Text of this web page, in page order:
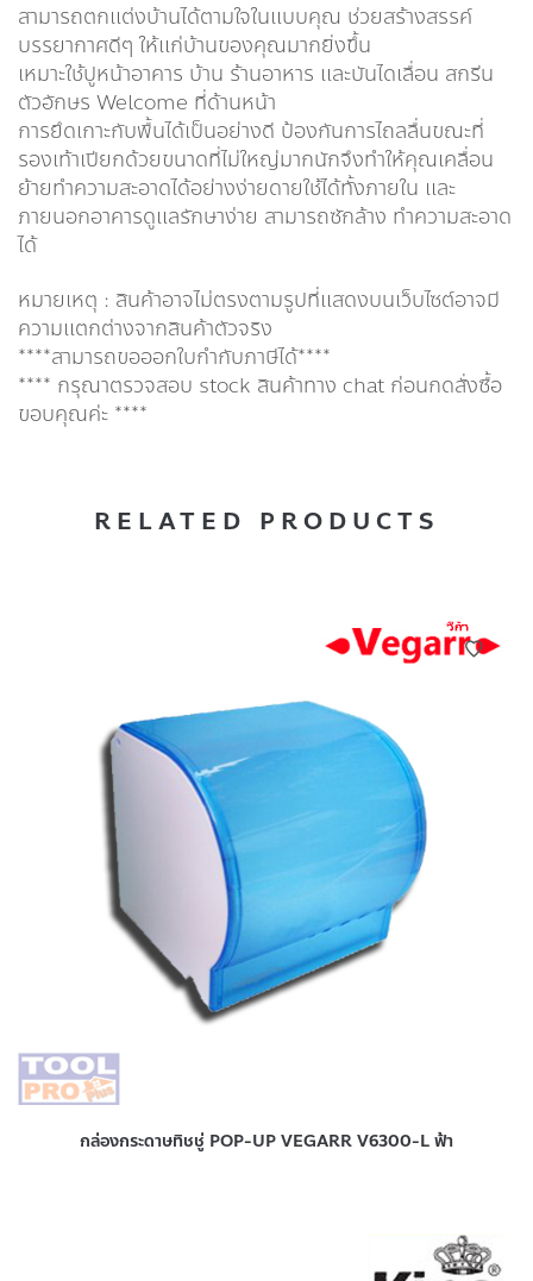
สามารถตกแต่งบ้านได้ตามใจในแบบคุณ ช่วยสร้างสรรค์
บรรยากาศดีๆ ให้แก่บ้านของคุณมากยิ่งขึ้น
เหมาะใช้ปูหน้าอาคาร บ้าน ร้านอาหาร และบันไดเลื่อน สกรีน
ตัวอักษร Welcome ที่ด้านหน้า
การยึดเกาะกับพื้นได้เป็นอย่างดี ป้องกันการไถลลื่นขณะที่
รองเท้าเปียกด้วยขนาดที่ไม่ใหญ่มากนักจึงทำให้คุณเคลื่อน
ย้ายทำความสะอาดได้อย่างง่ายดายใช้ได้ทั้งภายใน และ
ภายนอกอาคารดูแลรักษาง่าย สามารถซักล้าง ทำความสะอาด
ได้
หมายเหตุ : สินค้าอาจไม่ตรงตามรูปที่แสดงบนเว็บไซต์อาจมี
ความแตกต่างจากสินค้าตัวจริง
****สามารถขอออกใบกำกับภาษีได้****
**** กรุณาตรวจสอบ stock สินค้าทาง chat ก่อนกดสั่งซื้อ
ขอบคุณค่ะ ****
RELATED PRODUCTS
กล่องกระดาษทิชชู่ POP-UP VEGARR V6300-L ฟ้า